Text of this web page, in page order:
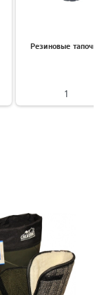
Резиновые тапочки
1